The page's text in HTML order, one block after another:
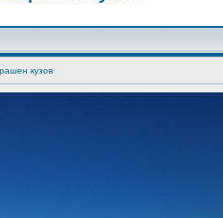
кузов